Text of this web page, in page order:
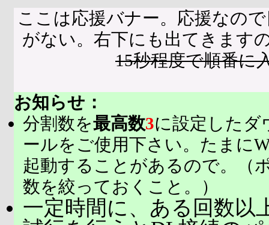
ここは応援バナー。応援なの
がない。右下にも出てきます
15秒程度で順番に
お知らせ：
分割数を最高数3に設定したダ
ールをご使用下さい。たまに
起動することがあるので。（
数を絞っておくこと。）
一定時間に、ある回数以